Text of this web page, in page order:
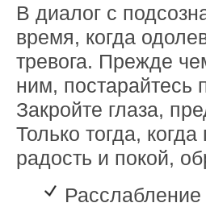
В диалог с
время, когда
тревога. Прежде
ним, постарайтесь
Закройте глаза,
Только тогда,
радость и покой,
Расслабление